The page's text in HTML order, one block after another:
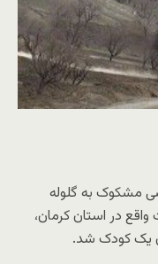
یک شی مشکوک به گلوله
در استان کرمان،
یک کودک شد.